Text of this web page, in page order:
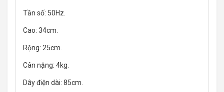
Tần số: 50Hz.
Cao: 34cm.
Rộng: 25cm.
Cân nặng: 4kg.
Dây điện dài: 85cm.